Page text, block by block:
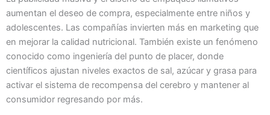
aumentan el deseo de compra, especialmente entre niños y
adolescentes. Las compañías invierten más en marketing que
en mejorar la calidad nutricional. También existe un fenómeno
conocido como ingeniería del punto de placer, donde
científicos ajustan niveles exactos de sal, azúcar y grasa para
activar el sistema de recompensa del cerebro y mantener al
consumidor regresando por más.